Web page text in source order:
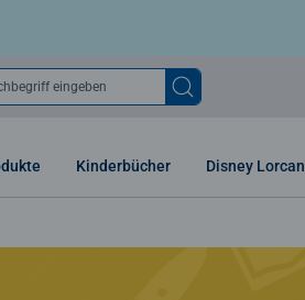
eingeben
Kinderbücher Disney